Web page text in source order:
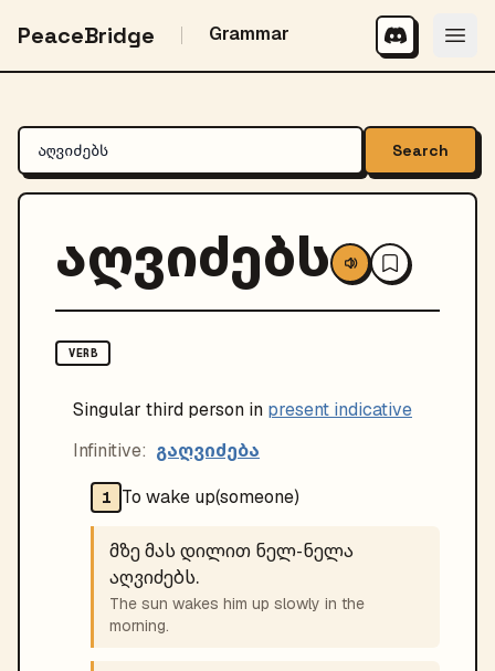
PeaceBridge Grammar
Search
აღვიძებს
VERB
Singular third person in present indicative
Infinitive: გაღვიძება
1 To wake up(someone)
მზე მას დილით ნელ-ნელა
აღვიძებს.
The sun wakes him up slowly in the
morning.